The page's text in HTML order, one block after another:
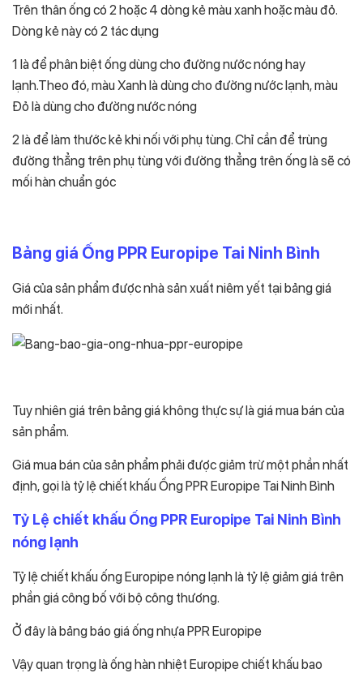
Trên thân ống có 2 hoặc 4 dòng kẻ màu xanh hoặc màu đỏ.
Dòng kẻ này có 2 tác dụng
1 là để phân biệt ống dùng cho đường nước nóng hay
lạnh.Theo đó, màu Xanh là dùng cho đường nước lạnh, màu
Đỏ là dùng cho đường nước nóng
2 là để làm thước kẻ khi nối với phụ tùng. Chỉ cần để trùng
đường thẳng trên phụ tùng với đường thẳng trên ống là sẽ có
mối hàn chuẩn góc
Bảng giá Ống PPR Europipe Tai Ninh Bình
Giá của sản phẩm được nhà sản xuất niêm yết tại bảng giá
mới nhất.
Tuy nhiên giá trên bảng giá không thực sự là giá mua bán của
sản phẩm.
Giá mua bán của sản phẩm phải được giảm trừ một phần nhất
định, gọi là tỷ lệ chiết khấu Ống PPR Europipe Tai Ninh Bình
Tỷ Lệ chiết khấu Ống PPR Europipe Tai Ninh Bình
nóng lạnh
Tỷ lệ chiết khấu ống Europipe nóng lạnh là tỷ lệ giảm giá trên
phần giá công bố với bộ công thương.
Ở đây là bảng báo giá ống nhựa PPR Europipe
Vậy quan trọng là ống hàn nhiệt Europipe chiết khấu bao